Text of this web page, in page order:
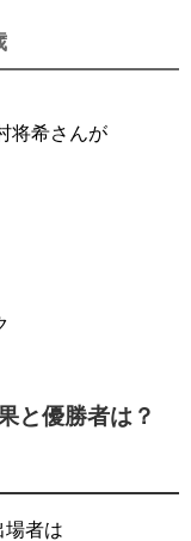
将希さんが
と優勝者は？
場者は